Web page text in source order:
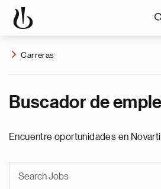
Carreras
Buscador de
Encuentre oportunidades en